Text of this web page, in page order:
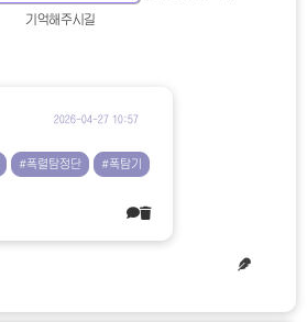
기억해주시길
2026-04-27 10:57
#폭렬탐정단 #폭탐기